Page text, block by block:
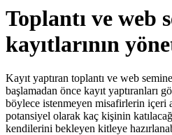
Toplantı ve web
kayıtlarının
Kayıt yaptıran toplantı ve web
başlamadan önce kayıt yaptıranları
böylece istenmeyen misafirlerin içeri
potansiyel olarak kaç kişinin
kendilerini bekleyen kitleye